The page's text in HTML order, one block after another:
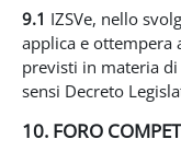
9.1 IZSVe, nello
applica e ottempera
previsti in materia
sensi Decreto
10. FORO